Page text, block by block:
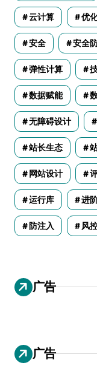
云计算 优
安全 安全
弹性计算
数据赋能
无障碍设计
站长生态
网站设计
运行库 进
防注入 风
广告
广告